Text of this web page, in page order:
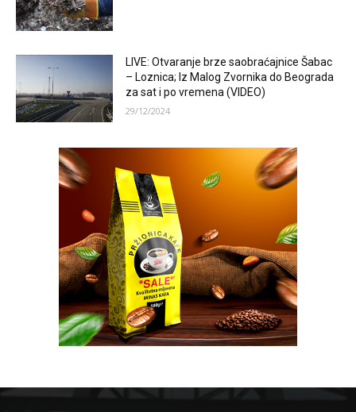
LIVE: Otvaranje brze saobraćajnice Šabac
– Loznica; Iz Malog Zvornika do Beograda
za sat i po vremena (VIDEO)
29/12/2024